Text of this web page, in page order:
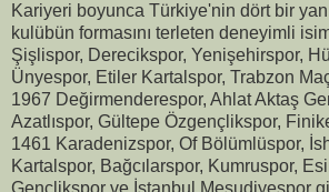
Kariyeri boyunca Türkiye'nin dört bir
kulübün formasını terleten deneyimli
Şişlispor, Derecikspor, Yenişehirspor,
Ünyespor, Etiler Kartalspor, Trabzon
1967 Değirmenderespor, Ahlat Aktaş
Azatlıspor, Gültepe Özgençlikspor,
1461 Karadenizspor, Of Bölümlüspor,
Kartalspor, Bağcılarspor, Kumruspor,